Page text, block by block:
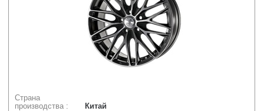
Страна
производства :
Китай